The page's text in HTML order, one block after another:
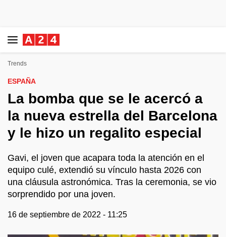
Trends
ESPAÑA
La bomba que se le acercó a
la nueva estrella del Barcelona
y le hizo un regalito especial
Gavi, el joven que acapara toda la atención en el
equipo culé, extendió su vínculo hasta 2026 con
una cláusula astronómica. Tras la ceremonia, se vio
sorprendido por una joven.
16 de septiembre de 2022 - 11:25